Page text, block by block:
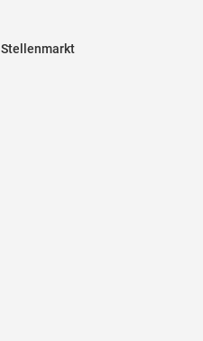
Stellenmarkt